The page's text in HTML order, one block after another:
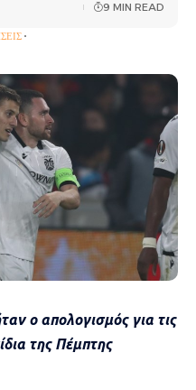
9 MIN READ
ο απολογισμός για τις
της Πέμπτης